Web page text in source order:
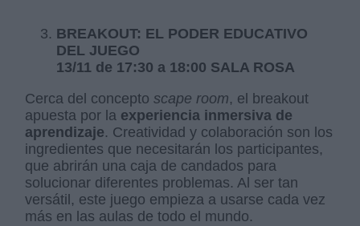
BREAKOUT: EL PODER EDUCATIVO
DEL JUEGO
13/11 de 17:30 a 18:00 SALA ROSA
Cerca del conceptoscape room, el breakout
apuesta por la experiencia inmersiva de
aprendizaje. Creatividad y colaboración son los
ingredientes que necesitarán los participantes,
que abrirán una caja de candados para
solucionar diferentes problemas. Al ser tan
versátil, este juego empieza a usarse cada vez
más en las aulas de todo el mundo.